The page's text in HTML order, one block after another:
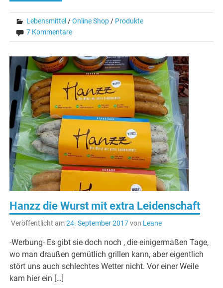
Lebensmittel /Online Shop / Produkte
7 Kommentare
Hanzz die Wurst mit extra Leidenschaft
Veröffentlicht am24. September 2017von Leane
-Werbung- Es gibt sie doch noch , die einigermaßen Tage,
wo man draußen gemütlich grillen kann, aber eigentlich
stört uns auch schlechtes Wetter nicht. Vor einer Weile
kam hier ein […]